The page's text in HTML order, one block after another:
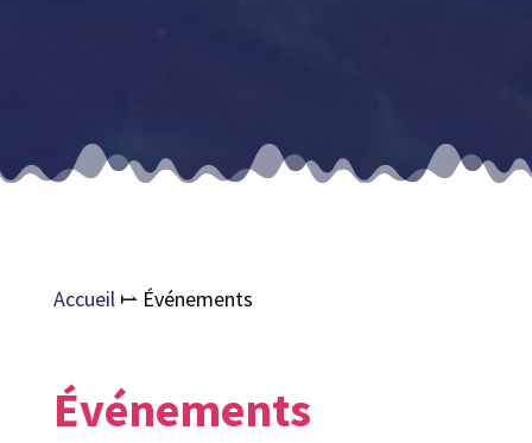
Accueil ⥛ Événements
Événements